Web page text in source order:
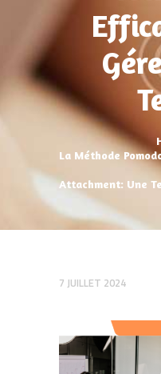
La Méthode
Attachment: Une
7 JUILLET 2024